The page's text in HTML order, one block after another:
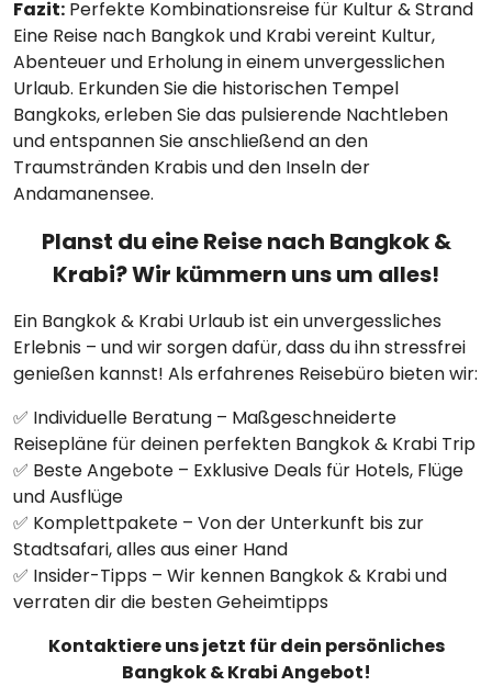
Fazit: Perfekte Kombinationsreise für Kultur & Strand
Eine Reise nach Bangkok und Krabi vereint Kultur,
Abenteuer und Erholung in einem unvergesslichen
Urlaub. Erkunden Sie die historischen Tempel
Bangkoks, erleben Sie das pulsierende Nachtleben
und entspannen Sie anschließend an den
Traumstränden Krabis und den Inseln der
Andamanensee.
Planst du eine Reise nach Bangkok &
Krabi? Wir kümmern uns um alles!
Ein Bangkok & Krabi Urlaub ist ein unvergessliches
Erlebnis – und wir sorgen dafür, dass du ihn stressfrei
genießen kannst! Als erfahrenes Reisebüro bieten wir:
✅ Individuelle Beratung – Maßgeschneiderte
Reisepläne für deinen perfekten Bangkok & Krabi Trip
✅ Beste Angebote – Exklusive Deals für Hotels, Flüge
und Ausflüge
✅ Komplettpakete – Von der Unterkunft bis zur
Stadtsafari, alles aus einer Hand
✅ Insider-Tipps – Wir kennen Bangkok & Krabi und
verraten dir die besten Geheimtipps
Kontaktiere uns jetzt für dein persönliches
Bangkok & Krabi Angebot!